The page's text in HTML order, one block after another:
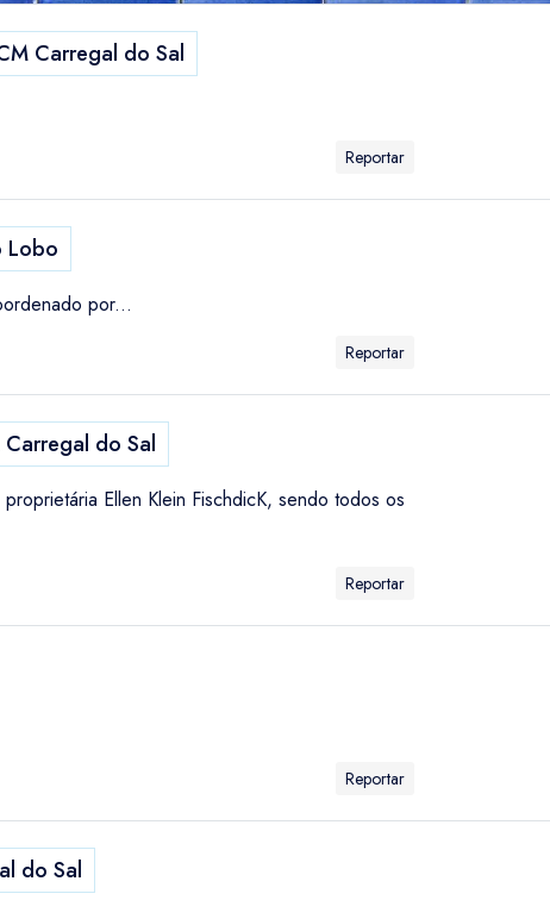
Carregal do Sal
Reportar
Lobo
por...
Reportar
Carregal do Sal
Ellen Klein FischdicK, sendo todos os
Reportar
Reportar
do Sal